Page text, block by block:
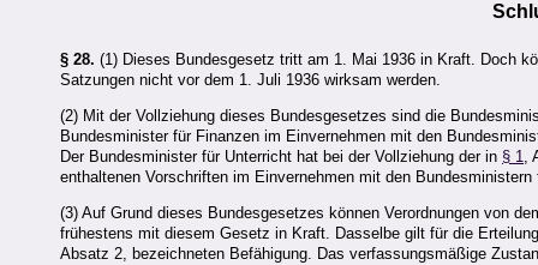
§ 28. (1) Dieses Bundesgesetz tritt am 1. Mai 1936 in Kraft. Doch
Satzungen nicht vor dem 1. Juli 1936 wirksam werden.
(2) Mit der Vollziehung dieses Bundesgesetzes sind die
Bundesminister für Finanzen im Einvernehmen mit den
Der Bundesminister für Unterricht hat bei der Vollziehung der in § 1
enthaltenen Vorschriften im Einvernehmen mit den
(3) Auf Grund dieses Bundesgesetzes können Verordnungen von
frühestens mit diesem Gesetz in Kraft. Dasselbe gilt für die
Absatz 2, bezeichneten Befähigung. Das verfassungsmäßige